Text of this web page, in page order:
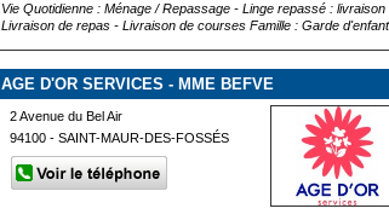
Vie Quotidienne : Ménage / Repassage - Linge repassé :
Livraison de repas - Livraison de courses Famille : Garde
AGE D'OR SERVICES - MME BEFVE
2 Avenue du Bel Air
94100 - SAINT-MAUR-DES-FOSSÉS